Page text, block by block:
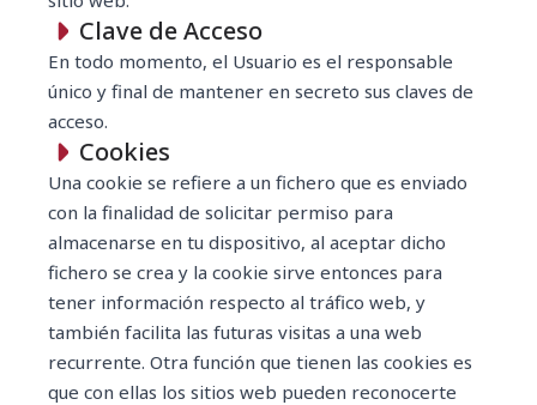
Clave de Acceso
En todo momento, el Usuario es el responsable
único y final de mantener en secreto sus claves de
acceso.
Cookies
Una cookie se refiere a un fichero que es enviado
con la finalidad de solicitar permiso para
almacenarse en tu dispositivo, al aceptar dicho
fichero se crea y la cookie sirve entonces para
tener información respecto al tráfico web, y
también facilita las futuras visitas a una web
recurrente. Otra función que tienen las cookies es
que con ellas los sitios web pueden reconocerte